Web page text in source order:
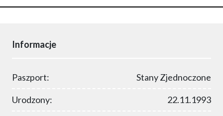
Informacje
Paszport: Stany Zjednoczone
Urodzony: 22.11.1993